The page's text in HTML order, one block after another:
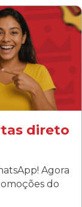
direto
Agora
do